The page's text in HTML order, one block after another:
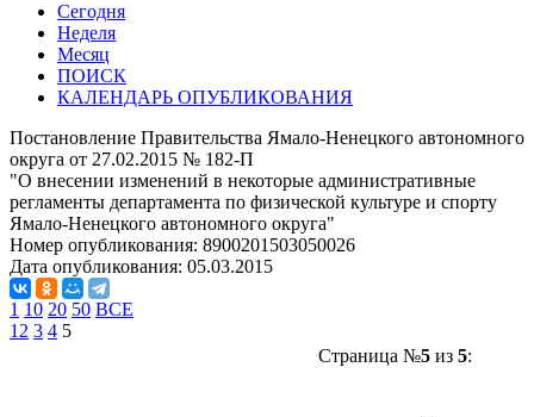
Сегодня
Неделя
Месяц
ПОИСК
КАЛЕНДАРЬ ОПУБЛИКОВАНИЯ
Постановление Правительства Ямало-Ненецкого автономного
округа от 27.02.2015 № 182-П
"О внесении изменений в некоторые административные
регламенты департамента по физической культуре и спорту
Ямало-Ненецкого автономного округа"
Номер опубликования: 8900201503050026
Дата опубликования: 05.03.2015
1 10 20 50 ВСЕ
1 2 3 4 5
Страница №5из 5: